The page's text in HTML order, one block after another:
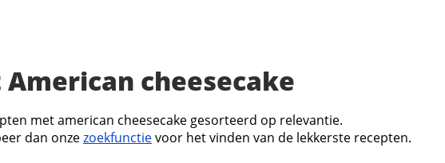
cheesecake
met american cheesecake gesorteerd op relevantie.
dan onzezoekfunctievoor het vinden van de lekkerste recepten.